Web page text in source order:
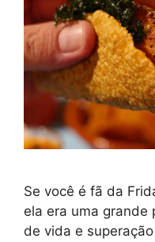
Se você é fã da
ela era uma grande
de vida e